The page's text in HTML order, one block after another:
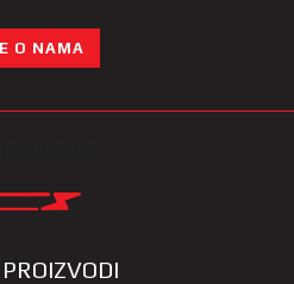
O NAMA